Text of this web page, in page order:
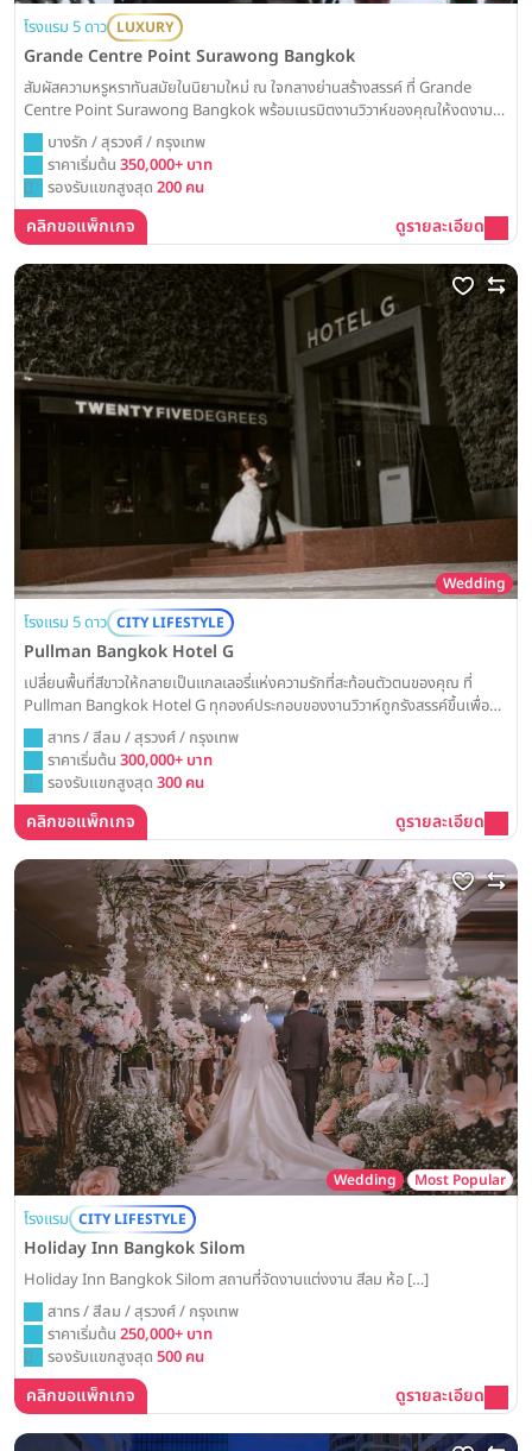
โรงแรม 5 ดาว LUXURY
Grande Centre Point Surawong Bangkok
สัมผัสความหรูหราทันสมัยในนิยามใหม่ ณ ใจกลางย่านสร้างสรรค์ ที่ Grande
Centre Point Surawong Bangkok พร้อมเนรมิตงานวิวาห์ของคุณให้งดงาม
และน่าจดจำ ด้วยห้องบอลรูมดีไซน์ใหม่ล่าสุดและเทคโนโลยีที่ครบครันสำหรับวัน
สำคัญที่สุด
บางรัก / สุรวงศ์ / กรุงเทพ
ราคาเริ่มต้น 350,000+ บาท
รองรับแขกสูงสุด 200 คน
คลิกขอแพ็กเกจ ดูรายละเอียด
Wedding
โรงแรม 5 ดาว CITY LIFESTYLE
Pullman Bangkok Hotel G
เปลี่ยนพื้นที่สีขาวให้กลายเป็นแกลเลอรี่แห่งความรักที่สะท้อนตัวตนของคุณ ที่
Pullman Bangkok Hotel G ทุกองค์ประกอบของงานวิวาห์ถูกรังสรรค์ขึ้นเพื่อ
คู่รักที่มีสไตล์โดดเด่น ด้วยห้องบอลรูมดีไซน์มินิมอลอันเป็นเอกลักษณ์ใจกลางสีลม
พร้อมมอบประสบการณ์การเฉลิมฉลองที่ทันสมัยและน่าจดจำที่สุด
สาทร / สีลม / สุรวงศ์ / กรุงเทพ
ราคาเริ่มต้น 300,000+ บาท
รองรับแขกสูงสุด 300 คน
คลิกขอแพ็กเกจ ดูรายละเอียด
Wedding Most Popular
โรงแรม CITY LIFESTYLE
Holiday Inn Bangkok Silom
Holiday Inn Bangkok Silom สถานที่จัดงานแต่งงาน สีลม ห้อ […]
สาทร / สีลม / สุรวงศ์ / กรุงเทพ
ราคาเริ่มต้น 250,000+ บาท
รองรับแขกสูงสุด 500 คน
คลิกขอแพ็กเกจ ดูรายละเอียด